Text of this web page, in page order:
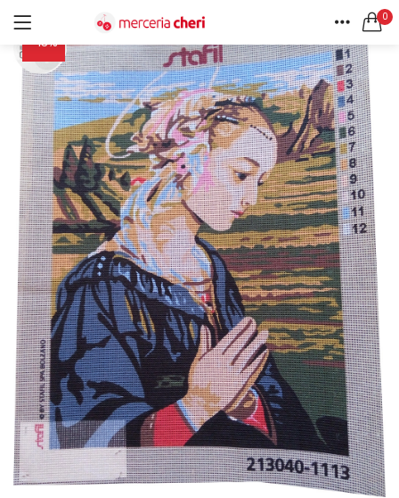
0
HOME
ACCOUNT
ACCEDI REGISTRATI
Ricordami
Password dimenticata?
CERCA IN:
Tutte le categorie
Accessori Design (56)
Accessori merceria (94)
Cesti portalavoro (8)
Aghi e spilli (24)
Applicazioni (26)
Borse (6)
Bottoni Vintage (204)
Lotti di Bottoni vintage (27)
Bottoni/alamari/automatici (46)
Alamari (5)
Calze collant donna (24)
Cappelli (16)
Cerniere lampo / Zip/Fibbie (27)
Elastici (10)
Filati (32)
filati cucirini e affini (9)
-13%